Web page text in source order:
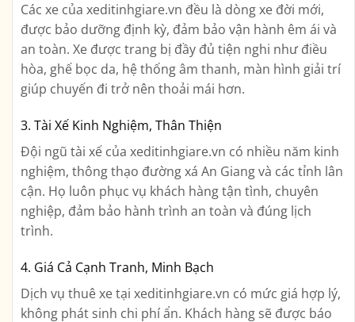
Các xe của xeditinhgiare.vn đều là dòng xe đời mới,
được bảo dưỡng định kỳ, đảm bảo vận hành êm ái và
an toàn. Xe được trang bị đầy đủ tiện nghi như điều
hòa, ghế bọc da, hệ thống âm thanh, màn hình giải trí
giúp chuyến đi trở nên thoải mái hơn.
3. Tài Xế Kinh Nghiệm, Thân Thiện
Đội ngũ tài xế của xeditinhgiare.vn có nhiều năm kinh
nghiệm, thông thạo đường xá An Giang và các tỉnh lân
cận. Họ luôn phục vụ khách hàng tận tình, chuyên
nghiệp, đảm bảo hành trình an toàn và đúng lịch
trình.
4. Giá Cả Cạnh Tranh, Minh Bạch
Dịch vụ thuê xe tại xeditinhgiare.vn có mức giá hợp lý,
không phát sinh chi phí ẩn. Khách hàng sẽ được báo